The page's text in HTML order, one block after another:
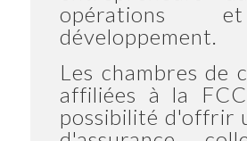
opérations
développement.
Les chambres de
affiliées à la
possibilité d'offrir